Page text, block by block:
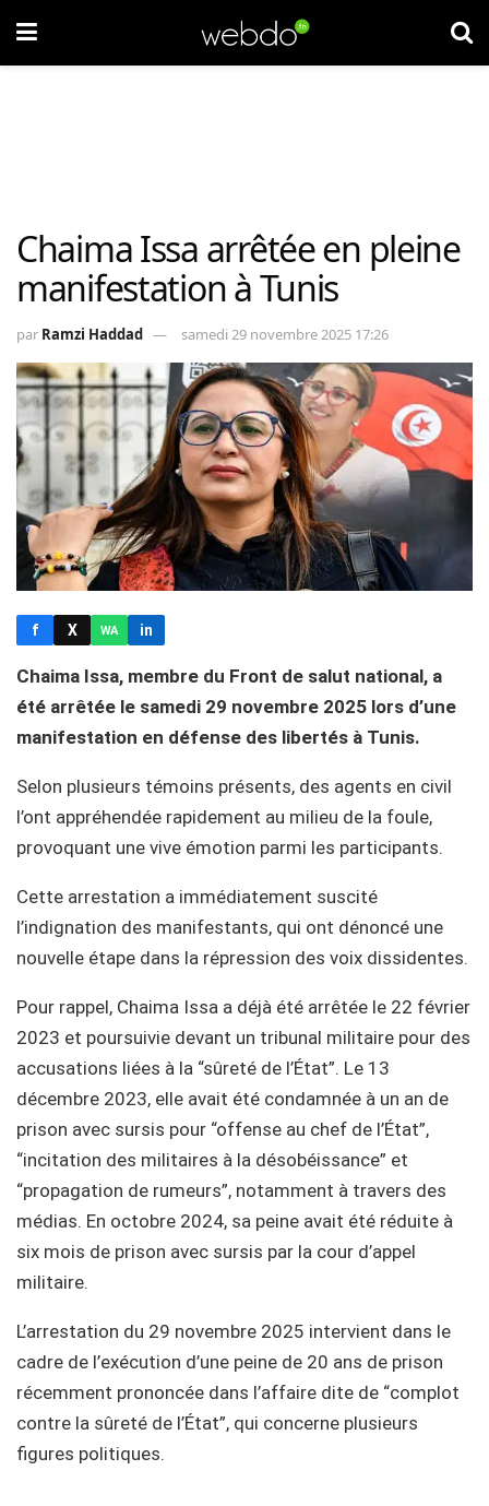
Chaima Issa arrêtée en pleine
manifestation à Tunis
par Ramzi Haddad samedi 29 novembre 2025 17:26
f X WA in
Chaima Issa, membre du Front de salut national, a
été arrêtée le samedi 29 novembre 2025 lors d’une
manifestation en défense des libertés à Tunis.
Selon plusieurs témoins présents, des agents en civil
l’ont appréhendée rapidement au milieu de la foule,
provoquant une vive émotion parmi les participants.
Cette arrestation a immédiatement suscité
l’indignation des manifestants, qui ont dénoncé une
nouvelle étape dans la répression des voix dissidentes.
Pour rappel, Chaima Issa a déjà été arrêtée le 22 février
2023 et poursuivie devant un tribunal militaire pour des
accusations liées à la “sûreté de l’État”. Le 13
décembre 2023, elle avait été condamnée à un an de
prison avec sursis pour “offense au chef de l’État”,
“incitation des militaires à la désobéissance” et
“propagation de rumeurs”, notamment à travers des
médias. En octobre 2024, sa peine avait été réduite à
six mois de prison avec sursis par la cour d’appel
militaire.
L’arrestation du 29 novembre 2025 intervient dans le
cadre de l’exécution d’une peine de 20 ans de prison
récemment prononcée dans l’affaire dite de “complot
contre la sûreté de l’État”, qui concerne plusieurs
figures politiques.